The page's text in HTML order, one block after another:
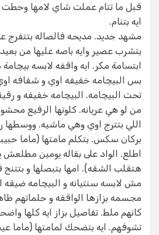
قبل ما تتام عملت شاي لامها وحطت
ايه بتنام.
مشهد جديد. مديحه فالصاله بتتفرج
بتشرب عصير وايه باصه عليها من
ابتسامة مكر. ايه واقفه لابسه
بس البيچامه خفيفه اوي و شفافه اوي
تحت البيچامه. البيچامه خفيفه و
من لو هي عريانه. كلوتها الرفيع
اللي بتترج اوي وهي ماشيه. ووسطها
بركان سكس. بتكلم مامتها (ماما
اطلع. الواد على بقاله يومين مطلعش
هتقلب الشقه). امها بتبصلها و بتتنح
مش لابسه سنتيانه و البيچامه
مجسمه بزازها الواقفه و حلماتهم
كانهم ملط. تفاصيل بزاز ايه كلها
تشوفهم. ايه بتضحك لمامتها (ماما